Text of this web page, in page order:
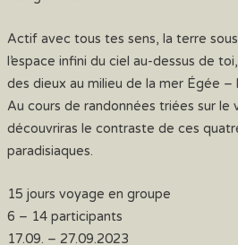
Actif avec tous tes sens, la terre
l’espace infini du ciel au-dessus de
des dieux au milieu de la mer Égée –
Au cours de randonnées triées sur le
découvriras le contraste de ces
paradisiaques.
15 jours voyage en groupe
6 – 14 participants
17.09. – 27.09.2023